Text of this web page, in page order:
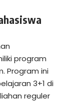
program
Program ini
3+1 di
reguler